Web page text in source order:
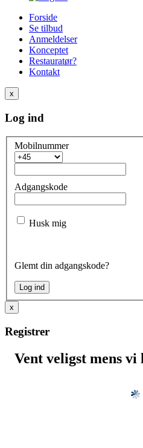
Forside
Se tilbud
Anmeldelser
Konceptet
Restauratør?
Kontakt
x
Log ind
Mobilnummer
Adgangskode
Husk mig
Glemt din adgangskode?
x
Registrer
Vent veligst mens